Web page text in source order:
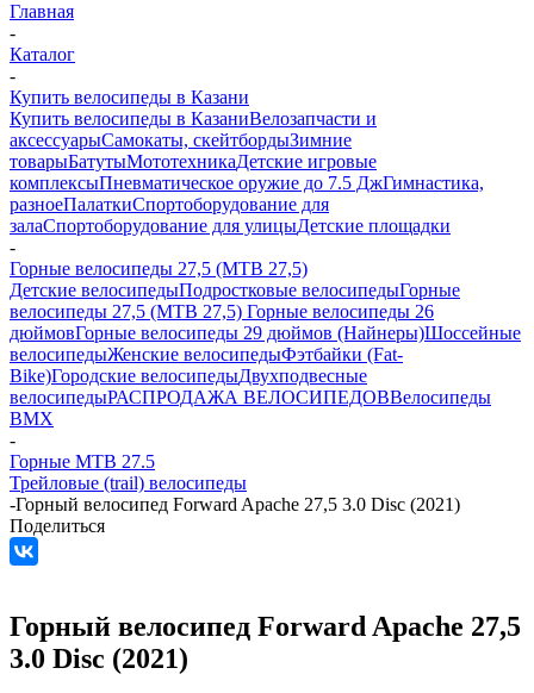
Главная
-
Каталог
-
Купить велосипеды в Казани
Купить велосипеды в КазаниВелозапчасти и
аксессуарыСамокаты, скейтбордыЗимние
товарыБатутыМототехникаДетские игровые
комплексыПневматическое оружие до 7.5 ДжГимнастика,
разноеПалаткиСпортоборудование для
залаСпортоборудование для улицыДетские площадки
-
Горные велосипеды 27,5 (MTB 27,5)
Детские велосипедыПодростковые велосипедыГорные
велосипеды 27,5 (MTB 27,5) Горные велосипеды 26
дюймовГорные велосипеды 29 дюймов (Найнеры)Шоссейные
велосипедыЖенские велосипедыФэтбайки (Fat-
Bike)Городские велосипедыДвухподвесные
велосипедыРАСПРОДАЖА ВЕЛОСИПЕДОВВелосипеды
BMX
-
Горные MTB 27.5
Трейловые (trail) велосипеды
-Горный велосипед Forward Apache 27,5 3.0 Disc (2021)
Поделиться
Горный велосипед Forward Apache 27,5
3.0 Disc (2021)